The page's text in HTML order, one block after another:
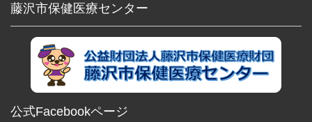
藤沢市保健医療センター
公式Facebookページ